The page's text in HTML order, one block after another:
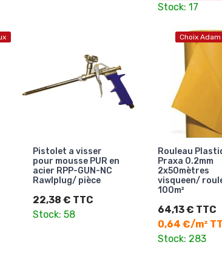
Stock: 17
Pistolet a visser
pour mousse PUR en
acier RPP-GUN-NC
Rawlplug/ pièce
22,38 € TTC
Stock: 58
Choix
Rouleau
Praxa 0.2mm
2x50mètres
visqueen/
100m²
64,13 € TTC
0,64 €/m²
Stock: 283